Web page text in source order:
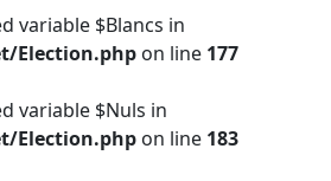
variable $Blancs in
Election.php on line 177
variable $Nuls in
Election.php on line 183